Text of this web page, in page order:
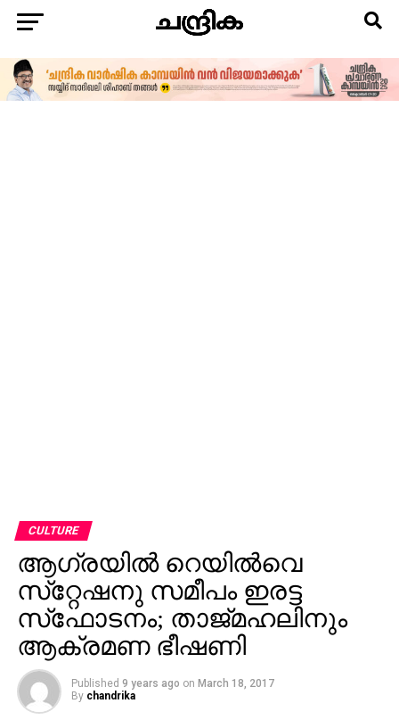
CULTURE
ആഗ്രയില്‍ റെയില്‍വെ
സ്‌റ്റേഷനു സമീപം ഇരട്ട
സ്‌ഫോടനം; താജ്മഹലിനും
ആക്രമണ ഭീഷണി
Published 9 years ago on March 18, 2017
By chandrika